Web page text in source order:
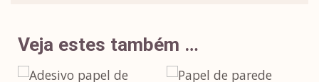
Veja estes também …